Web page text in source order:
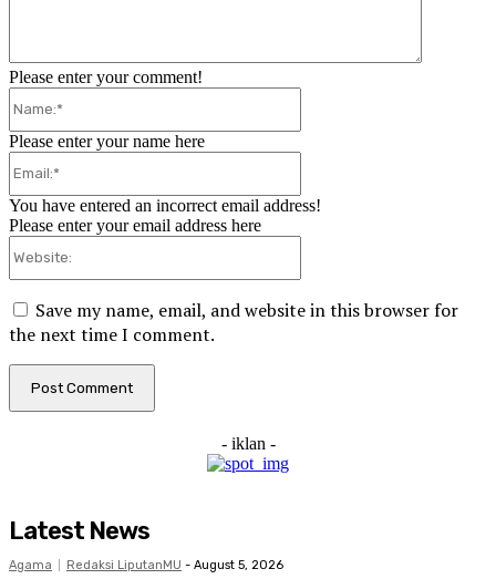
Please enter your comment!
Please enter your name here
You have entered an incorrect email address!
Please enter your email address here
Save my name, email, and website in this browser for
the next time I comment.
- iklan -
Latest News
Agama Redaksi LiputanMU - August 5, 2026